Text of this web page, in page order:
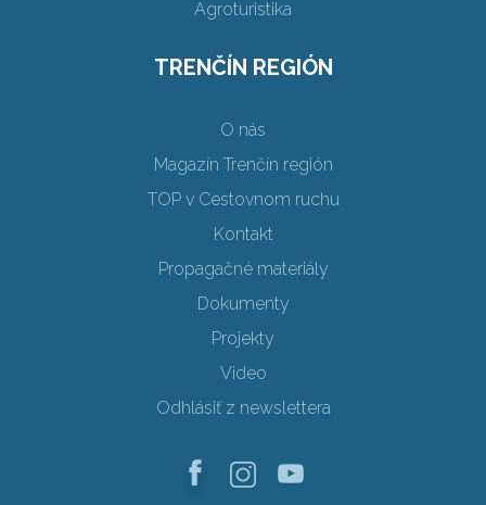
Agroturistika
TRENČÍN REGIÓN
O nás
Magazín Trenčín región
TOP v Cestovnom ruchu
Kontakt
Propagačné materiály
Dokumenty
Projekty
Video
Odhlásiť z newslettera